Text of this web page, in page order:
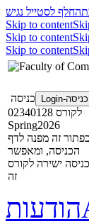
החלף לסטייל נגיש
Skip to content
Skip to content
Skip to content
כניסה-Login
כניסה
לקורס 02340128
Spring2026
כפתור זה מפנה לדף
הכניסה, ומאפשר
כניסה ישירה לקורס
זה
הודעות